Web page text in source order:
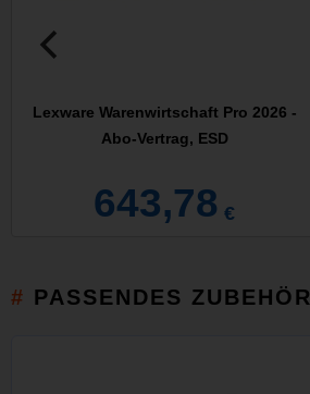
Lexware Warenwirtschaft Pro 2026 -
Abo-Vertrag, ESD
643,78 €
PASSENDES